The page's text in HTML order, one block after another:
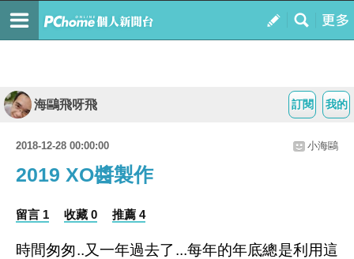
我的
訂閱
海鷗飛呀飛
2018-12-28 00:00:00 小海鷗
2019 XO醬製作
留言 1 收藏 0 推薦 4
時間匆匆..又一年過去了...每年的年底總是利用這